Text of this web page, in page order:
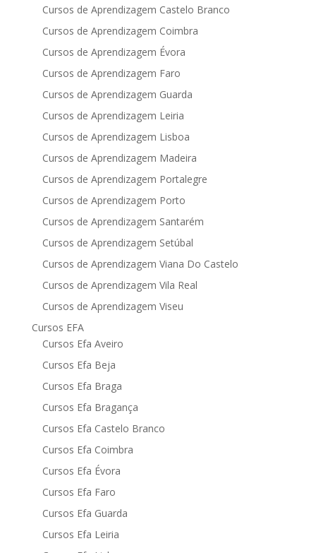
Cursos de Aprendizagem Castelo Branco
Cursos de Aprendizagem Coimbra
Cursos de Aprendizagem Évora
Cursos de Aprendizagem Faro
Cursos de Aprendizagem Guarda
Cursos de Aprendizagem Leiria
Cursos de Aprendizagem Lisboa
Cursos de Aprendizagem Madeira
Cursos de Aprendizagem Portalegre
Cursos de Aprendizagem Porto
Cursos de Aprendizagem Santarém
Cursos de Aprendizagem Setúbal
Cursos de Aprendizagem Viana Do Castelo
Cursos de Aprendizagem Vila Real
Cursos de Aprendizagem Viseu
Cursos EFA
Cursos Efa Aveiro
Cursos Efa Beja
Cursos Efa Braga
Cursos Efa Bragança
Cursos Efa Castelo Branco
Cursos Efa Coimbra
Cursos Efa Évora
Cursos Efa Faro
Cursos Efa Guarda
Cursos Efa Leiria